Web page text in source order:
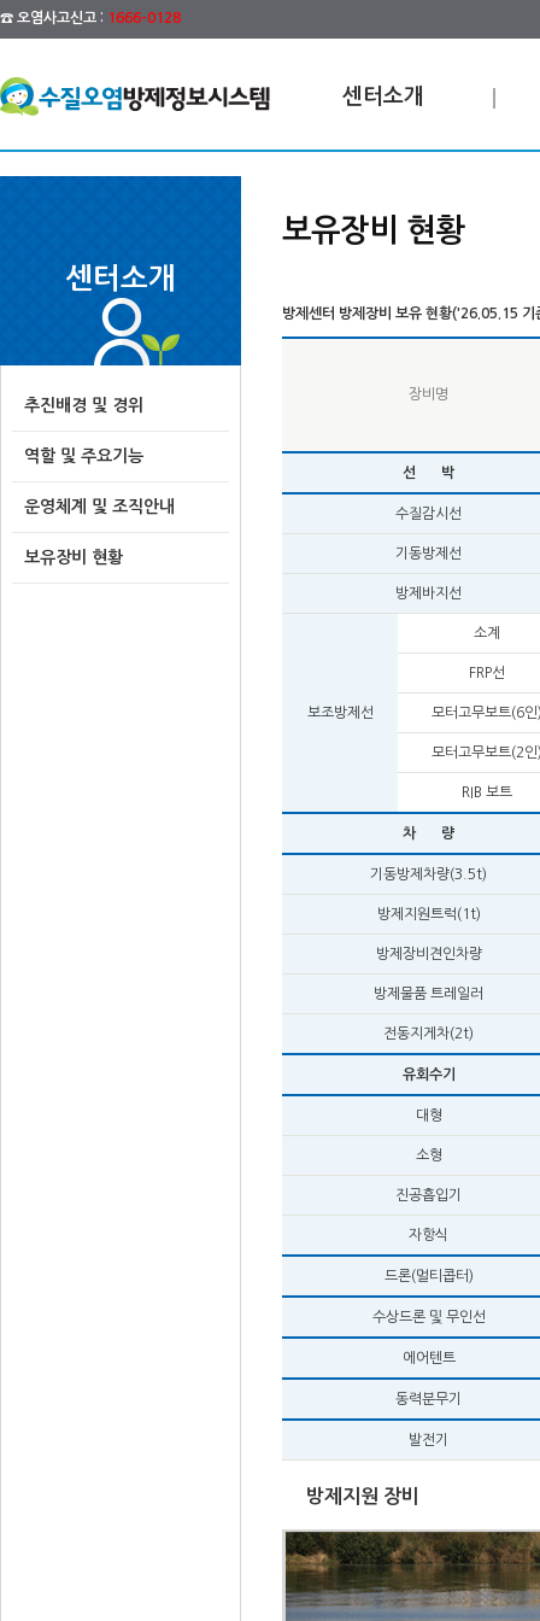
☎ 오염사고신고 : 1666-0128
센터소개
센터소개
추진배경 및 경위
역할 및 주요기능
운영체계 및 조직안내
보유장비 현황
보유장비 현황
방제센터 방제장비 보유 현황('26.05.15 기
장비명
선 박
수질감시선
기동방제선
방제바지선
보조방제선
소계
FRP선
모터고무보트(6인
모터고무보트(2인
RIB 보트
차 량
기동방제차량(3.5t)
방제지원트럭(1t)
방제장비견인차량
방제물품 트레일러
전동지게차(2t)
유회수기
대형
소형
진공흡입기
자항식
드론(멀티콥터)
수상드론 및 무인선
에어텐트
동력분무기
발전기
방제지원 장비